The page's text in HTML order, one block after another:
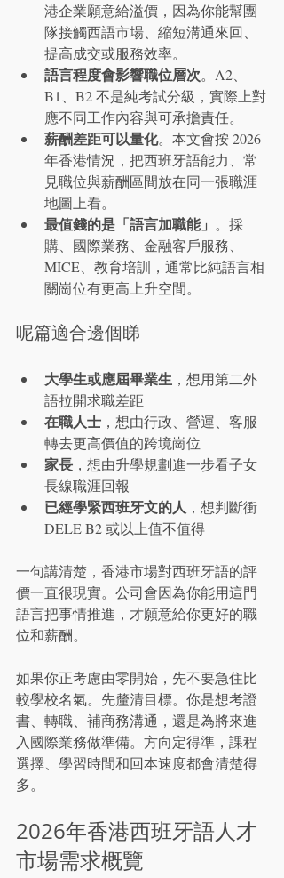
港企業願意給溢價，因為你能幫團
隊接觸西語市場、縮短溝通來回、
提高成交或服務效率。
語言程度會影響職位層次。A2、
B1、B2 不是純考試分級，實際上對
應不同工作內容與可承擔責任。
薪酬差距可以量化。本文會按 2026
年香港情況，把西班牙語能力、常
見職位與薪酬區間放在同一張職涯
地圖上看。
最值錢的是「語言加職能」 。採
購、國際業務、金融客戶服務、
MICE、教育培訓，通常比純語言相
關崗位有更高上升空間。
呢篇適合邊個睇
大學生或應屆畢業生 ，想用第二外
語拉開求職差距
在職人士 ，想由行政、營運、客服
轉去更高價值的跨境崗位
家長 ，想由升學規劃進一步看子女
長線職涯回報
已經學緊西班牙文的人 ，想判斷衝
DELE B2 或以上值不值得
一句講清楚，香港市場對西班牙語的評
價一直很現實。公司會因為你能用這門
語言把事情推進，才願意給你更好的職
位和薪酬。
如果你正考慮由零開始，先不要急住比
較學校名氣。先釐清目標。你是想考證
書、轉職、補商務溝通，還是為將來進
入國際業務做準備。方向定得準，課程
選擇、學習時間和回本速度都會清楚得
多。
2026年香港西班牙語人才
市場需求概覽